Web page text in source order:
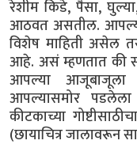
रेशीम किडे, पैसा,
आठवत असतील.
विशेष माहिती असेल
आहे. असं म्हणतात की
आपल्या आजूबाजूला
आपल्यासमोर
कीटकाच्या
(छायाचित्र जालावरून